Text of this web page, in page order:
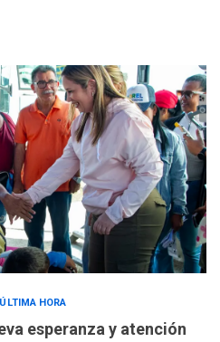
ÚLTIMA HORA
esperanza y atención